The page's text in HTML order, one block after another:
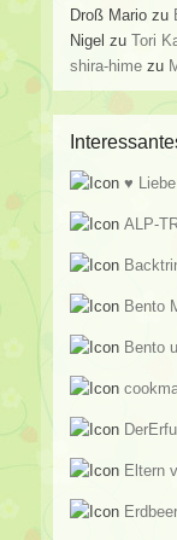
Droß Mario zu
Nigel zuTori
shira-hime zu
♥
ALP-
Bento
Bento
Eltern